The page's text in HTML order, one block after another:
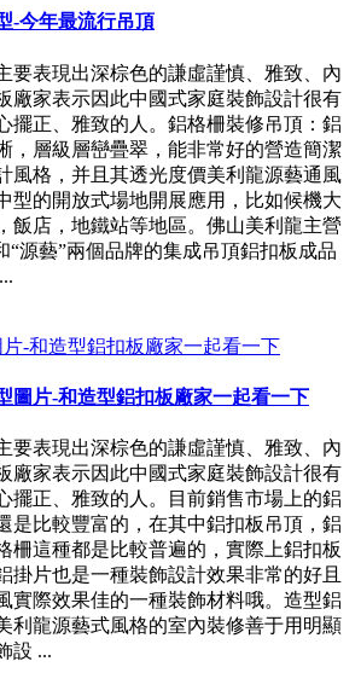
-今年最流行吊頂
要表現出深棕色的謙虛謹慎、雅致、內
廠家表示因此中國式家庭裝飾設計很有
擺正、雅致的人。鋁格柵裝修吊頂：鋁
，層級層巒疊翠，能非常好的營造簡潔
風格，并且其透光度價美利龍源藝通風
型的開放式場地開展應用，比如候機大
飯店，地鐵站等地區。佛山美利龍主營
“源藝”兩個品牌的集成吊頂鋁扣板成品
圖片-和造型鋁扣板廠家一起看一下
要表現出深棕色的謙虛謹慎、雅致、內
廠家表示因此中國式家庭裝飾設計很有
擺正、雅致的人。目前銷售市場上的鋁
是比較豐富的，在其中鋁扣板吊頂，鋁
柵這種都是比較普遍的，實際上鋁扣板
掛片也是一種裝飾設計效果非常的好且
實際效果佳的一種裝飾材料哦。造型鋁
利龍源藝式風格的室內裝修善于用明顯
設 ...